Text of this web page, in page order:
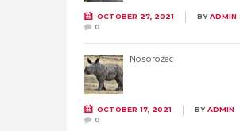
OCTOBER 27, 2021 BYADMIN
0
Nosorożec
OCTOBER 17, 2021 BYADMIN
0